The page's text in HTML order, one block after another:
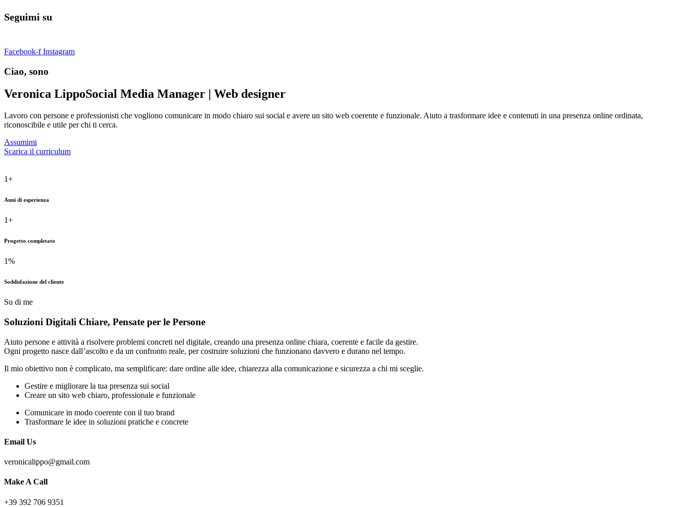
Seguimi su
Facebook-f Instagram
Ciao, sono
Veronica LippoSocial Media Manager | Web designer
Lavoro con persone e professionisti che vogliono comunicare in modo chiaro sui social e avere un sito web coerente e funzionale. Aiuto a trasformare idee e contenuti in una presenza online ordinata,
riconoscibile e utile per chi ti cerca.
Assumimi
Scarica il curriculum
1+
Anni di esperienza
1+
Progetto completato
1%
Soddisfazione del cliente
Su di me
Soluzioni Digitali Chiare, Pensate per le Persone
Aiuto persone e attività a risolvere problemi concreti nel digitale, creando una presenza online chiara, coerente e facile da gestire.
Ogni progetto nasce dall’ascolto e da un confronto reale, per costruire soluzioni che funzionano davvero e durano nel tempo.
Il mio obiettivo non è complicato, ma semplificare: dare ordine alle idee, chiarezza alla comunicazione e sicurezza a chi mi sceglie.
Gestire e migliorare la tua presenza sui social
Creare un sito web chiaro, professionale e funzionale
Comunicare in modo coerente con il tuo brand
Trasformare le idee in soluzioni pratiche e concrete
Email Us
veronicalippo@gmail.com
Make A Call
+39 392 706 9351